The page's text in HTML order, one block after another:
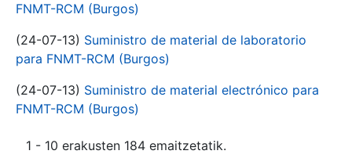
FNMT-RCM (Burgos)
(24-07-13) Suministro de material de laboratorio
para FNMT-RCM (Burgos)
(24-07-13) Suministro de material electrónico para
FNMT-RCM (Burgos)
1 - 10 erakusten 184 emaitzetatik.